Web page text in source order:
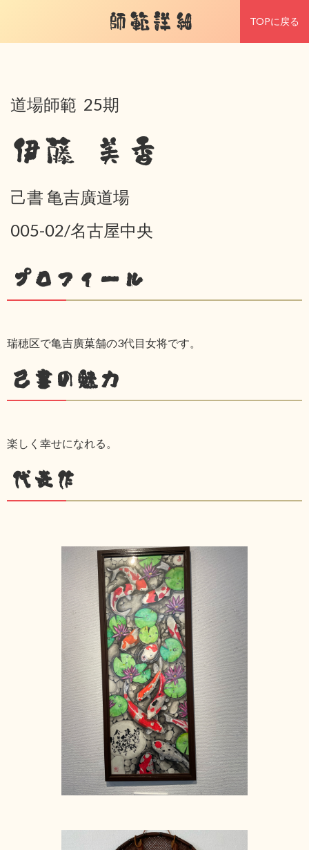
師範詳細 TOPに戻る
道場師範 25期
伊藤 美香
己書 亀吉廣道場
005-02/名古屋中央
プロフィール
瑞穂区で亀吉廣菓舗の3代目女将です。
己書の魅力
楽しく幸せになれる。
代表作